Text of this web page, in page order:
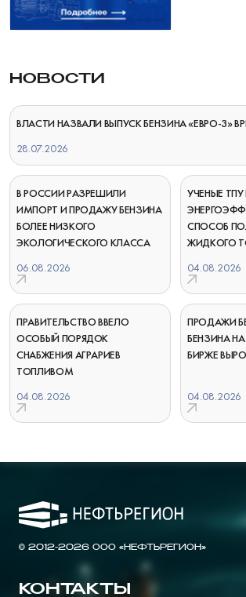
НОВОСТИ
В РОССИИ РАЗРЕШИЛИ
ИМПОРТ И ПРОДАЖУ БЕНЗИНА
БОЛЕЕ НИЗКОГО
ЭКОЛОГИЧЕСКОГО КЛАССА
06.08.2026
УЧЕНЫЕ
СПОСОБ
ЖИДКОГО
04.08.2026
ПРАВИТЕЛЬСТВО ВВЕЛО
ОСОБЫЙ ПОРЯДОК
СНАБЖЕНИЯ АГРАРИЕВ
ТОПЛИВОМ
04.08.2026
ПРОДАЖИ
БЕНЗИНА
БИРЖЕ
04.08.2026
ВЛАСТИ НАЗВАЛИ ВЫПУСК БЕНЗИНА «ЕВРО-3»
28.07.2026
© 2012-2026 ООО «НЕФТЬРЕГИОН»
КОНТАКТЫ